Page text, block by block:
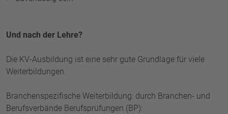
Und nach der Lehre?
Die KV-Ausbildung ist eine sehr gute Grundlage für viele
Weiterbildungen.
Branchenspezifische Weiterbildung: durch Branchen- und
Berufsverbände Berufsprüfungen (BP):